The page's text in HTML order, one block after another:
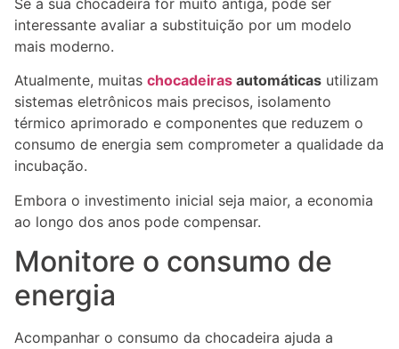
interessante avaliar a substituição por um modelo
mais moderno.
Atualmente, muitas chocadeiras automáticas utilizam
sistemas eletrônicos mais precisos, isolamento
térmico aprimorado e componentes que reduzem o
consumo de energia sem comprometer a qualidade da
incubação.
Embora o investimento inicial seja maior, a economia
ao longo dos anos pode compensar.
Monitore o consumo de
energia
Acompanhar o consumo da chocadeira ajuda a